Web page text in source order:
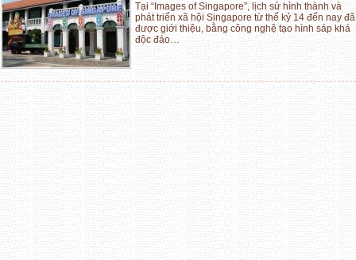
Tại “Images of Singapore”, lịch sử hình thành và
phát triển xã hội Singapore từ thế kỷ 14 đến nay đã
được giới thiệu, bằng công nghệ tạo hình sáp khá
độc đáo…